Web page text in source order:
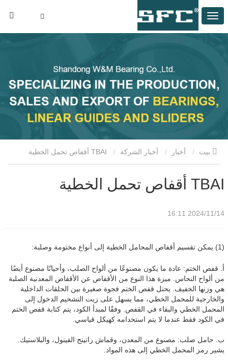
أخبار أخبار الشركة
TBAI أقفاص تحمل الخطية
2024/11/14 16:11
(1) يمكن تقسيم أقفاص المحامل الخطية إلى أنواع مختومة وصلبة:
أ. قفص الختم: عادة ما يكون مصنوعًا من ألواح الصلب، وأحيانًا مصنوع أيضًا
من ألواح النحاس. ميزة هذا النوع من الأقفاص عن الأقفاص المعدنية الصلبة
هي وزنها الخفيف. يحتل قفص الختم فجوة صغيرة بين الحلقات الداخلية
والخارجية للمحمل الخطي، مما يسهل على زيت التشحيم الدخول إلى
المحمل الخطي والبقاء في القفص. وفقًا لمبدأ الكود، يتم كتابة قفص الختم
في الكود فقط عندما لا يتم استخدامه كهيكل قياسي.
ب. حامل صلب: مصنوع من المعدن، وقماش راتينج الفينول، والبلاستيك.
يشير رمز المحمل الخطي إلى هذه المواد.